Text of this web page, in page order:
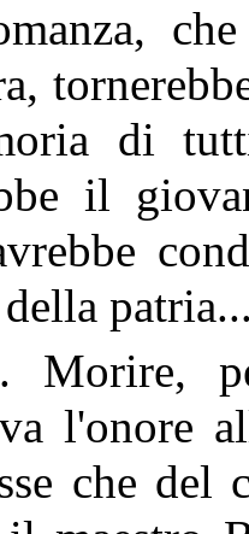
di
il
Morire,
l'onore
che del